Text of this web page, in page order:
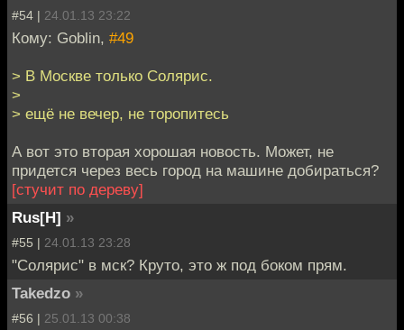
#54 | 24.01.13 23:22
Кому: Goblin, #49
> В Москве только Солярис.
>
> ещё не вечер, не торопитесь
А вот это вторая хорошая новость. Может, не
придется через весь город на машине добираться?
[стучит по дереву]
Rus[H] »
#55 | 24.01.13 23:28
"Солярис" в мск? Круто, это ж под боком прям.
Takedzo »
#56 | 25.01.13 00:38